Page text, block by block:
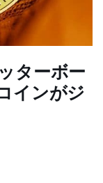
ターボー
インがジ